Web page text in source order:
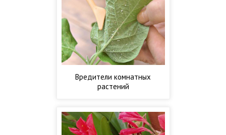
Вредители комнатных
растений